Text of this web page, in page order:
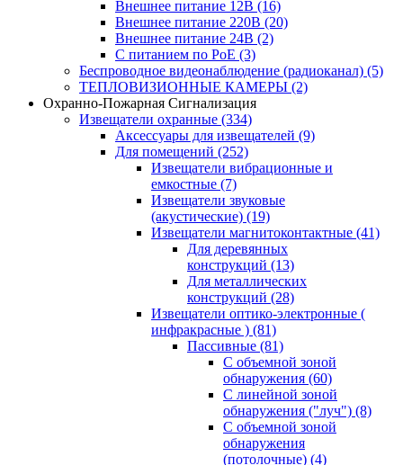
Внешнее питание 12В (16)
Внешнее питание 220В (20)
Внешнее питание 24В (2)
С питанием по PoE (3)
Беспроводное видеонаблюдение (радиоканал) (5)
ТЕПЛОВИЗИОННЫЕ КАМЕРЫ (2)
Охранно-Пожарная Сигнализация
Извещатели охранные (334)
Аксессуары для извещателей (9)
Для помещений (252)
Извещатели вибрационные и
емкостные (7)
Извещатели звуковые
(акустические) (19)
Извещатели магнитоконтактные (41)
Для деревянных
конструкций (13)
Для металлических
конструкций (28)
Извещатели оптико-электронные (
инфракрасные ) (81)
Пассивные (81)
С объемной зоной
обнаружения (60)
С линейной зоной
обнаружения ("луч") (8)
С объемной зоной
обнаружения
(потолочные) (4)